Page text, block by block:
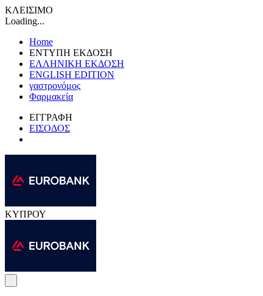
ΚΛΕΙΣΙΜΟ
Loading...
Home
ΕΝΤΥΠΗ ΕΚΔΟΣΗ
ΕΛΛΗΝΙΚΗ ΕΚΔΟΣΗ
ENGLISH EDITION
γαστρονόμος
Φαρμακεία
ΕΓΓΡΑΦΗ
ΕΙΣΟΔΟΣ
ΚΥΠΡΟΥ